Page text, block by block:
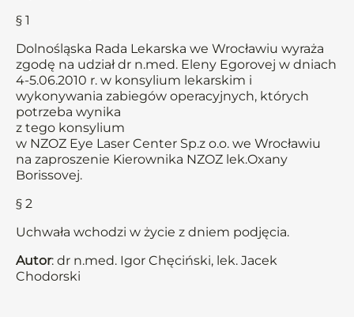
§ 1
Dolnośląska Rada Lekarska we Wrocławiu wyraża
zgodę na udział dr n.med. Eleny Egorovej w dniach
4-5.06.2010 r. w konsylium lekarskim i
wykonywania zabiegów operacyjnych, których
potrzeba wynika
z tego konsylium
w NZOZ Eye Laser Center Sp.z o.o. we Wrocławiu
na zaproszenie Kierownika NZOZ lek.Oxany
Borissovej.
§ 2
Uchwała wchodzi w życie z dniem podjęcia.
Autor: dr n.med. Igor Chęciński, lek. Jacek
Chodorski